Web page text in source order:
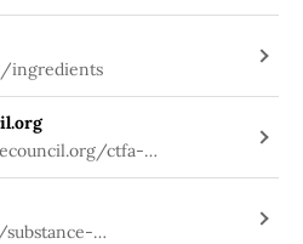
ingredients
ctfa-
TR807.pdf